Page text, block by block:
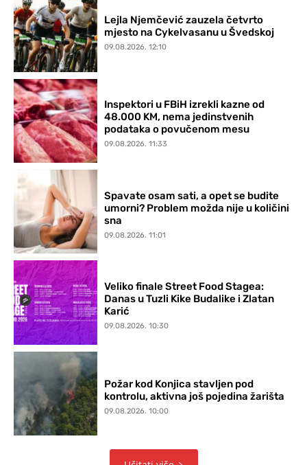
Lejla Njemčević zauzela četvrto
mjesto na Cykelvasanu u Švedskoj
09.08.2026. 12:10
Inspektori u FBiH izrekli kazne od
48.000 KM, nema jedinstvenih
podataka o povučenom mesu
09.08.2026. 11:33
Spavate osam sati, a opet se budite
umorni? Problem možda nije u količini
sna
09.08.2026. 11:01
Veliko finale Street Food Stagea:
Danas u Tuzli Kike Budalike i Zlatan
Karić
09.08.2026. 10:30
Požar kod Konjica stavljen pod
kontrolu, aktivna još pojedina žarišta
09.08.2026. 10:00